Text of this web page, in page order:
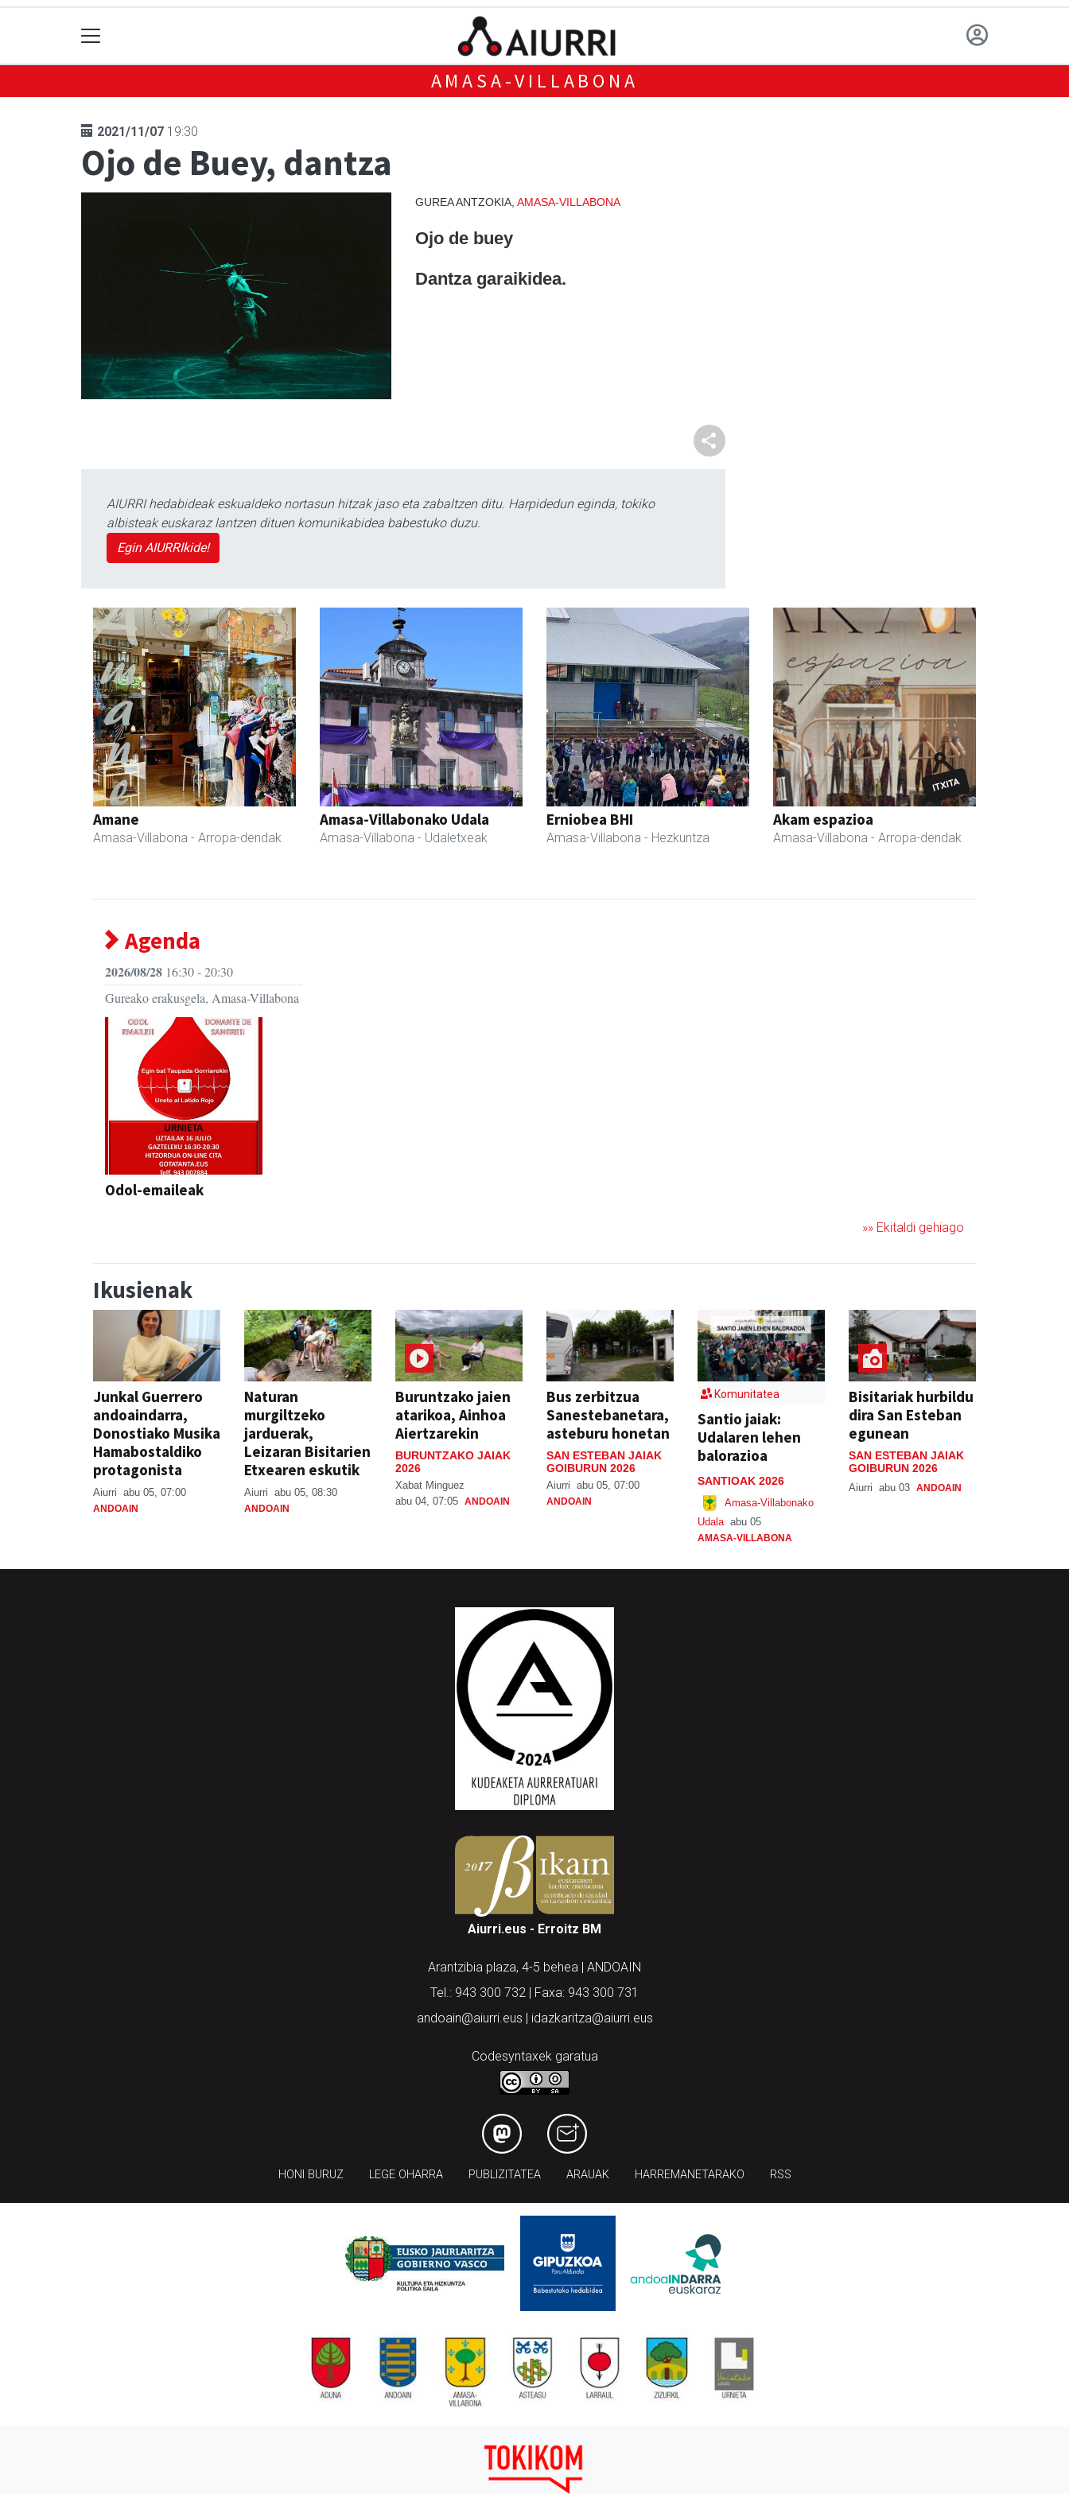
AMASA-VILLABONA
2021/11/07 19:30
Ojo de Buey, dantza
GUREA ANTZOKIA, AMASA-VILLABONA
Ojo de buey
Dantza garaikidea.
AIURRI hedabideak eskualdeko nortasun hitzak jaso eta zabaltzen ditu. Harpidedun eginda, tokiko
albisteak euskaraz lantzen dituen komunikabidea babestuko duzu.
Egin AIURRIkide!
Amane
Amasa-Villabona - Arropa-dendak
Amasa-Villabonako Udala
Amasa-Villabona - Udaletxeak
Erniobea BHI
Amasa-Villabona - Hezkuntza
Akam espazioa
Amasa-Villabona - Arropa-dendak
Agenda
2026/08/28 16:30 - 20:30
Gureako erakusgela, Amasa-Villabona
Odol-emaileak
»» Ekitaldi gehiago
Ikusienak
Junkal Guerrero
andoaindarra,
Donostiako Musika
Hamabostaldiko
protagonista
Aiurri abu 05, 07:00
ANDOAIN
Naturan
murgiltzeko
jarduerak,
Leizaran Bisitarien
Etxearen eskutik
Aiurri abu 05, 08:30
ANDOAIN
Buruntzako jaien
atarikoa, Ainhoa
Aiertzarekin
BURUNTZAKO JAIAK
2026
Xabat Minguez
abu 04, 07:05 ANDOAIN
Bus zerbitzua
Sanestebanetara,
asteburu honetan
SAN ESTEBAN JAIAK
GOIBURUN 2026
Aiurri abu 05, 07:00
ANDOAIN
Komunitatea
Santio jaiak:
Udalaren lehen
balorazioa
SANTIOAK 2026
Amasa-Villabonako
Udala abu 05
AMASA-VILLABONA
Bisitariak hurbildu
dira San Esteban
egunean
SAN ESTEBAN JAIAK
GOIBURUN 2026
Aiurri abu 03 ANDOAIN
Aiurri.eus - Erroitz BM
Arantzibia plaza, 4-5 behea | ANDOAIN
Tel.: 943 300 732 | Faxa: 943 300 731
andoain@aiurri.eus | idazkaritza@aiurri.eus
Codesyntaxek garatua
HONI BURUZ LEGE OHARRA PUBLIZITATEA ARAUAK HARREMANETARAKO RSS